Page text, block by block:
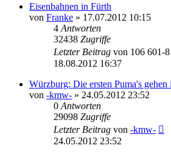
Eisenbahnen in Fürth
von Franke » 17.07.2012 10:15
4 Antworten
32438 Zugriffe
Letzter Beitrag von 106 601-8
18.08.2012 16:37
Würzburg: Die ersten Puma's gehen
von -kmw- » 24.05.2012 23:52
0 Antworten
29098 Zugriffe
Letzter Beitrag von -kmw-
24.05.2012 23:52